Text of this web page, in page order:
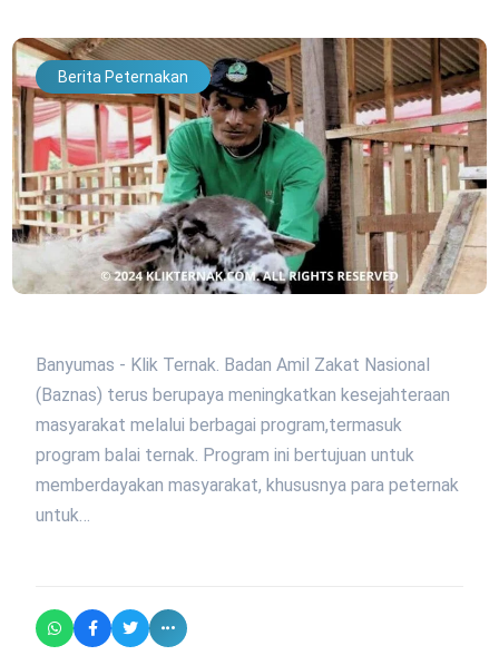
Berita Peternakan
Banyumas - Klik Ternak. Badan Amil Zakat Nasional
(Baznas) terus berupaya meningkatkan kesejahteraan
masyarakat melalui berbagai program,termasuk
program balai ternak. Program ini bertujuan untuk
memberdayakan masyarakat, khususnya para peternak
untuk…